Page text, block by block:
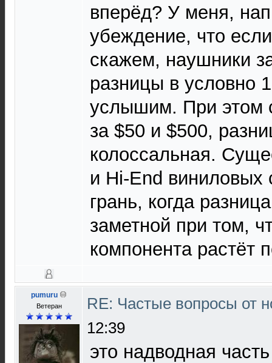
вперёд? У меня,
убеждение, что
скажем, наушники
разницы в условно
услышим. При этом
за $50 и $500,
колоссальная.
и Hi-End виниловых
грань, когда
заметной при том,
компонента растёт
pumuru
Ветеран
RE: Частые вопросы от
12:39
это надводная